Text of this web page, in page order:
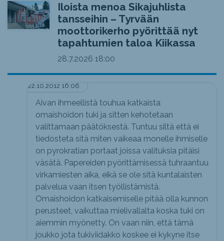
Iloista menoa Sikajuhlista
tansseihin – Tyrvään
moottorikerho pyörittää nyt
tapahtumien taloa Kiikassa
28.7.2026 18:00
22.10.2012 16:06
Aivan ihmeellistä touhua katkaista
omaishoidon tuki ja sitten kehotetaan
valittamaan päätöksestä. Tuntuu siltä että ei
tiedosteta sitä miten vaikeaa monelle ihmiselle
on pyrokratian portaat joissa valituksia pitäisi
väsätä. Papereiden pyörittämisessä tuhraantuu
virkamiesten aika, eikä se ole sitä kuntalaisten
palvelua vaan itsen työllistämistä.
Omaishoidon katkaisemiselle pitää olla kunnon
perusteet, vaikuttaa mielivallalta koska tuki on
aiemmin myönetty. On vaan niin, että tämä
joukko jota tukiviidakko koskee ei kykyne itse